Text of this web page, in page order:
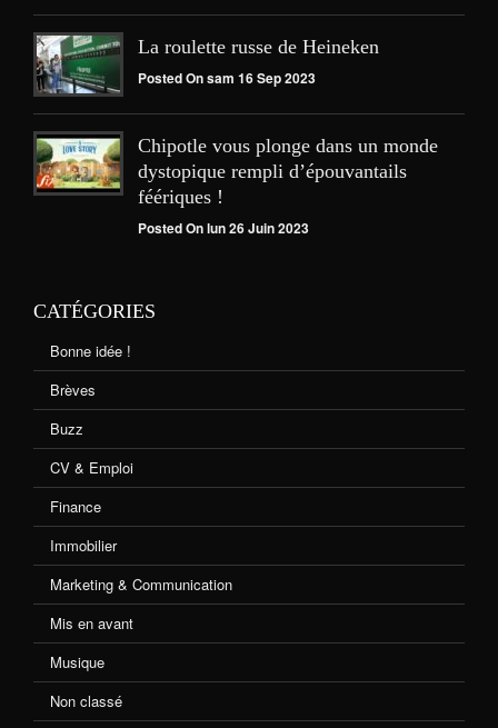
La roulette russe de Heineken
Posted On sam 16 Sep 2023
Chipotle vous plonge dans un monde
dystopique rempli d’épouvantails
féériques !
Posted On lun 26 Juin 2023
CATÉGORIES
Bonne idée !
Brèves
Buzz
CV & Emploi
Finance
Immobilier
Marketing & Communication
Mis en avant
Musique
Non classé